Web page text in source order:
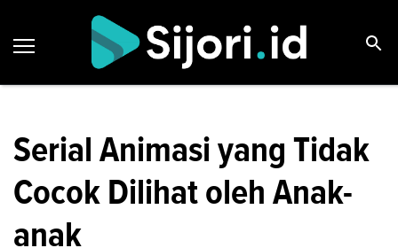
Serial Animasi yang Tidak
Cocok Dilihat oleh Anak-
anak